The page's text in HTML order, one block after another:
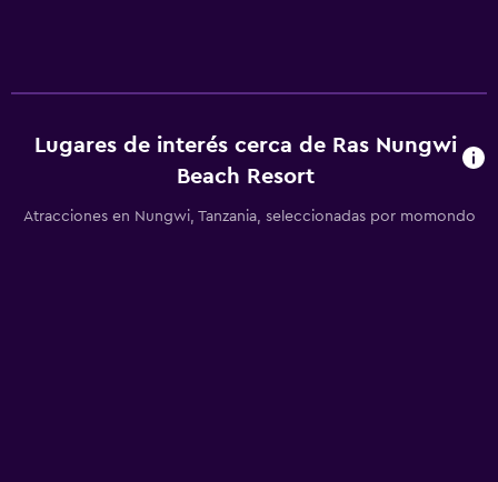
Lugares de interés cerca de Ras Nungwi
Beach Resort
Atracciones en Nungwi, Tanzania, seleccionadas por momondo